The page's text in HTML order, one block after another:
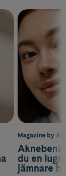
Magazine by
du en
jämnare